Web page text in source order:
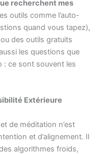
recherchent mes
outils comme l’auto-
quand vous tapez),
des outils gratuits
les questions que
: ce sont souvent les
Extérieure
de méditation n’est
et d’alignement. Il
algorithmes froids,